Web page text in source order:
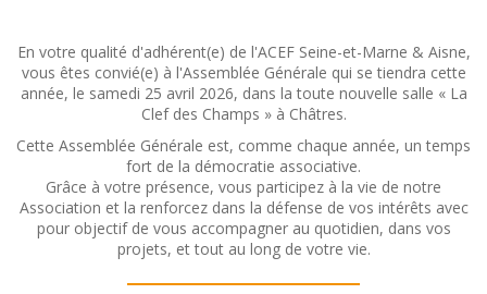
En votre qualité d'adhérent(e) de l'ACEF Seine-et-Marne & Aisne,
vous êtes convié(e) à l'Assemblée Générale qui se tiendra cette
année, le samedi 25 avril 2026, dans la toute nouvelle salle « La
Clef des Champs » à Châtres.
Cette Assemblée Générale est, comme chaque année, un temps
fort de la démocratie associative.
Grâce à votre présence, vous participez à la vie de notre
Association et la renforcez dans la défense de vos intérêts avec
pour objectif de vous accompagner au quotidien, dans vos
projets, et tout au long de votre vie.